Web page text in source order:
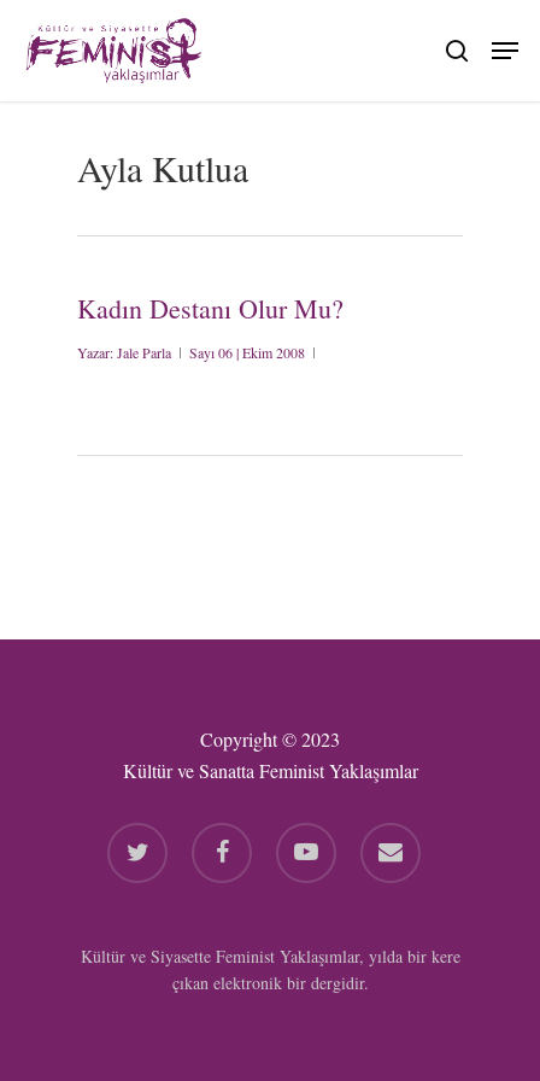
main
search
Ayla Kutlua
Kadın Destanı Olur Mu?
Yazar:Jale Parla Sayı 06 | Ekim 2008
Copyright © 2023
Kültür ve Sanatta Feminist Yaklaşımlar
twitter facebook youtube email
Kültür ve Siyasette Feminist Yaklaşımlar, yılda bir kere
çıkan elektronik bir dergidir.